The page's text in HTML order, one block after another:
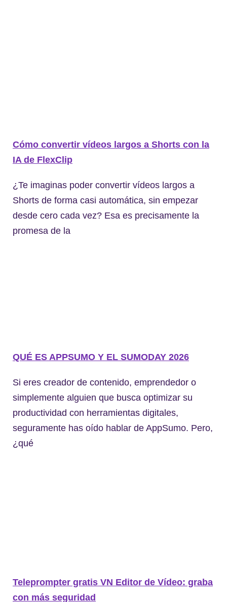
Cómo convertir vídeos largos a Shorts con la
IA de FlexClip
¿Te imaginas poder convertir vídeos largos a
Shorts de forma casi automática, sin empezar
desde cero cada vez? Esa es precisamente la
promesa de la
QUÉ ES APPSUMO Y EL SUMODAY 2026
Si eres creador de contenido, emprendedor o
simplemente alguien que busca optimizar su
productividad con herramientas digitales,
seguramente has oído hablar de AppSumo. Pero,
¿qué
Teleprompter gratis VN Editor de Vídeo: graba
con más seguridad